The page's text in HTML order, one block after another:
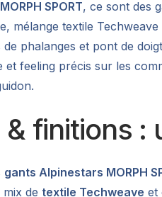
SPORT, ce sont des
mélange textile
phalanges et pont de
feeling précis sur les
& finitions :
gants Alpinestars MORPH
de textile Techweave et